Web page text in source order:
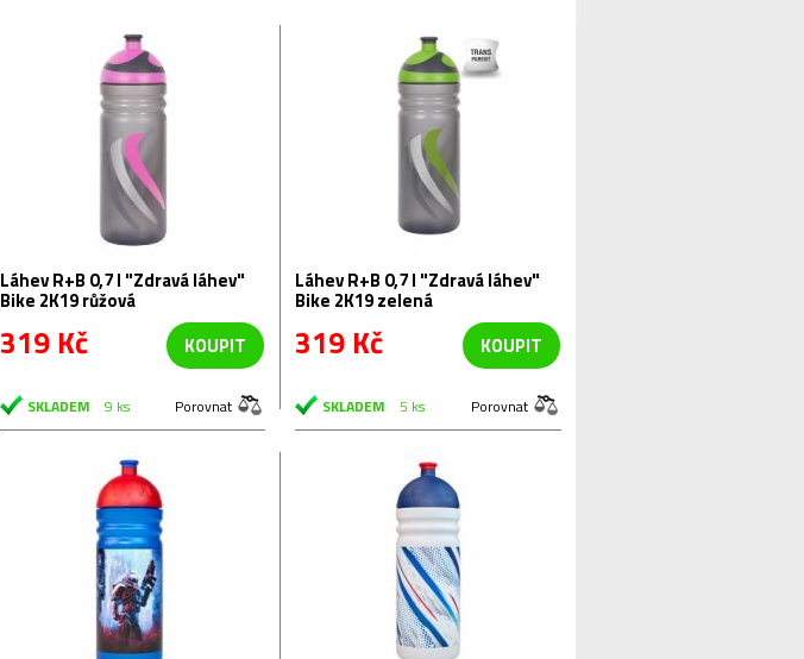
Láhev R+B 0,7 l "Zdravá láhev"
Bike 2K19 růžová
319 Kč KOUPIT
SKLADEM 9 ks Porovnat
Láhev R+B 0,7 l "Zdravá láhev"
Bike 2K19 zelená
319 Kč KOUPIT
SKLADEM 5 ks Porovnat